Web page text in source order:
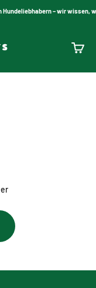
Hundeliebhabern – wir wissen,